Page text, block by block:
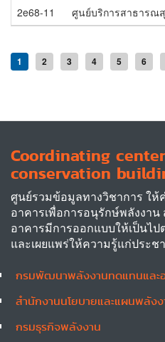
2e68-11
ศูนย์บริการสาธารณ
Pagination
Current
page
1 Page
2 Page
3 Page
4 Page
5 Page
6
Coordinating
conservation
ศูนย์รวมข้อมูลทางวิชาการ ใ
อาคารเพื่อการอนุรักษ์พลังงา
อาคารมีการออกแบบให้เป็นไ
และเผยแพร่ให้ความรู้แก่ประช
Other
กรมพัฒนาพลังงานทดแทนและ
สำนักงานนโยบายและแผนพลัง
กรมธุรกิจพลังงาน